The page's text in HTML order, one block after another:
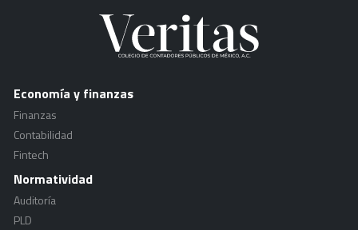
Economía y finanzas
Finanzas
Contabilidad
Fintech
Normatividad
Auditoría
PLD